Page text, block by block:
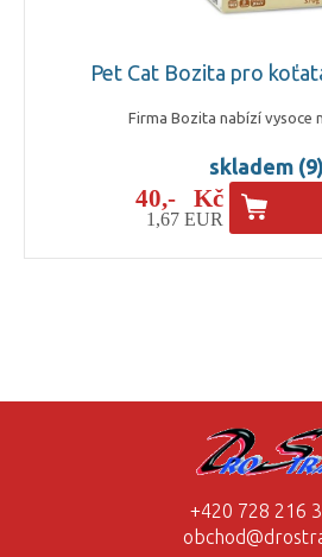
Pet Cat Bozita pro
Firma Bozita nabízí vysoce
skladem (9)
40,- Kč
1,67 EUR
+420 728 216